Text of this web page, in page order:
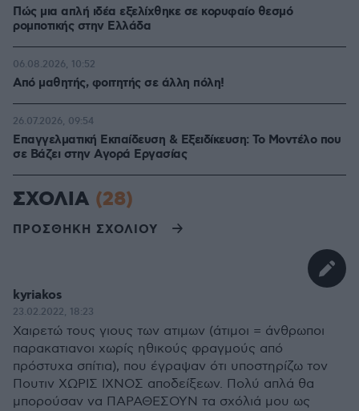
Πώς μια απλή ιδέα εξελίχθηκε σε κορυφαίο θεσμό
ρομποτικής στην Ελλάδα
Από μαθητής, φοιτητής σε άλλη πόλη!
06.08.2026, 10:52
Επαγγελματική Εκπαίδευση & Εξειδίκευση: Το Mοντέλο που
σε Bάζει στην Aγορά Eργασίας
26.07.2026, 09:54
ΣΧΟΛΙΑ (28)
ΠΡΟΣΘΗΚΗ ΣΧΟΛΙΟΥ
kyriakos
23.02.2022, 18:23
Χαιρετώ τους γιους των ατιμων (άτιμοι = άνθρωποι
παρακατιανοι χωρίς ηθικούς φραγμούς από
πρόστυχα σπίτια), που έγραψαν ότι υποστηρίζω τον
Πουτιν ΧΩΡΙΣ ΙΧΝΟΣ αποδείξεων. Πολύ απλά θα
μπορούσαν να ΠΑΡΑΘΕΣΟΥΝ τα σχόλιά μου ως